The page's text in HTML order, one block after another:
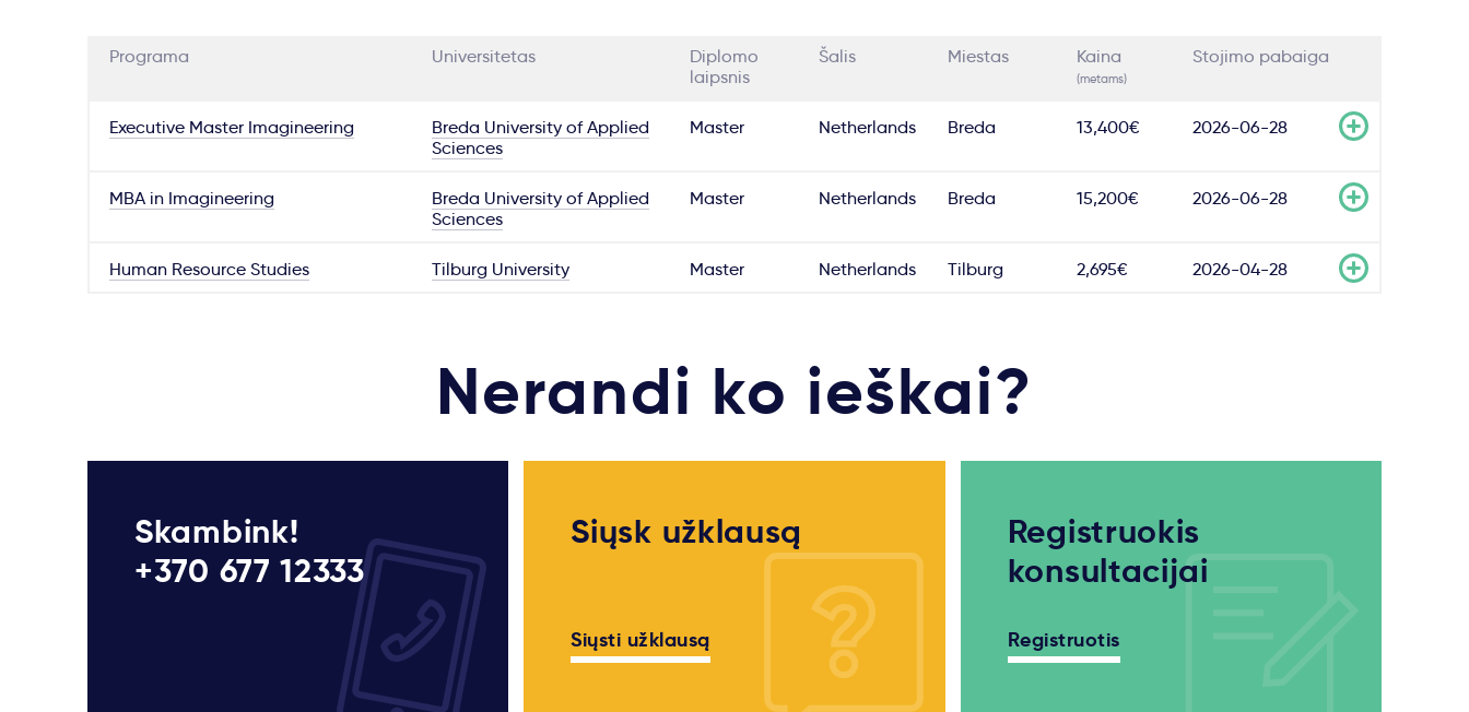
Programa Universitetas
Diplomo
laipsnis
Šalis Miestas Kaina
(metams)
Stojimo pabaiga
Executive Master Imagineering
Breda University of Applied
Sciences
Master Netherlands Breda 13,400€ 2026-06-28
MBA in Imagineering
Breda University of Applied
Sciences
Master Netherlands Breda 15,200€ 2026-06-28
Human Resource Studies Tilburg University Master Netherlands Tilburg 2,695€ 2026-04-28
Nerandi ko ieškai?
Skambink!
+370 677 12333
Siųsk užklausą
Siųsti užklausą
Registruokis
konsultacijai
Registruotis